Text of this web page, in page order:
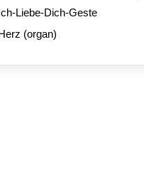
Ich-Liebe-Dich-Geste
Herz (organ)